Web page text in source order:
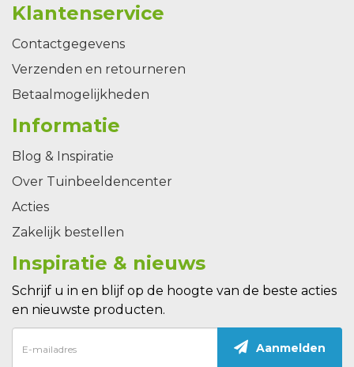
Klantenservice
Contactgegevens
Verzenden en retourneren
Betaalmogelijkheden
Informatie
Blog & Inspiratie
Over Tuinbeeldencenter
Acties
Zakelijk bestellen
Inspiratie & nieuws
Schrijf u in en blijf op de hoogte van de beste acties
en nieuwste producten.
Aanmelden